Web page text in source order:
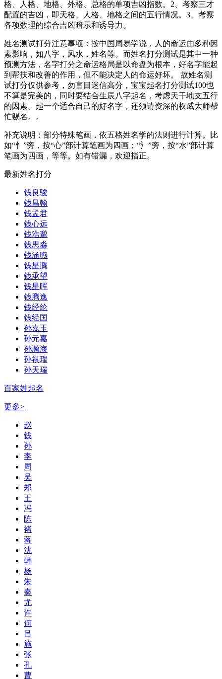
格、人格、地格、外格、总格的单项吉凶指数。2、考察三才
配置的吉凶，即天格、人格、地格之间的五行情况。3、考察
各项数理的综合吉凶暗示和诱导力。
姓名测试打分注意事项：按中国周易学说，人的命运由多种因
素影响，如八字，风水，姓名等。而姓名打分测试是其中一种
预测方法，名字打分之命运格局是以命盘为根本，好名字能起
到帮扶和改善的作用，但不能决定人的命运好坏。 故姓名测
试打分仅供参考，勿盲目迷信高分，宝宝起名打分测试100也
不算是完美的，同时要结合生辰八字起名，考虑天干地支五行
的因素。起一个适合自己的好名字，还须请资深的权威大师帮
忙赐名。。
补充说明：部分特殊笔画，依五格姓名学的法则进行计算。比
如“忄”旁，按“心”部计算笔画为四画；“氵”旁，按“水”部计算
笔画为四画，等等。如有错漏，欢迎指正。
最新姓名打分
钱良骏
钱昌翰
钱孟君
钱心远
钱浩邈
钱思淼
钱涵煦
钱星腾
钱承望
钱星晖
钱腾逸
钱经纶
钱经国
孙嘉玉
孙元嘉
孙瀚海
孙祺瑞
孙天瑞
百家姓起名
更多>
赵
钱
孙
李
周
吴
郑
王
冯
陈
褚
蒋
沈
韩
杨
朱
秦
尤
许
何
吕
施
张
孔
曹